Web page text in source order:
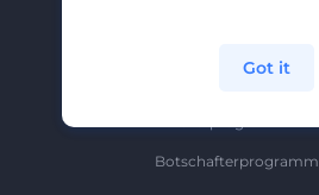
Botschafterprogramm
Got it